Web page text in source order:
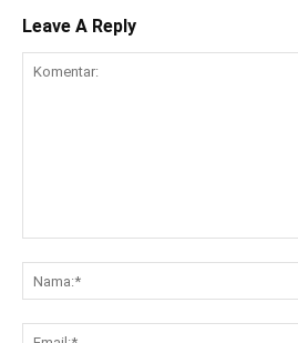
Leave A Reply